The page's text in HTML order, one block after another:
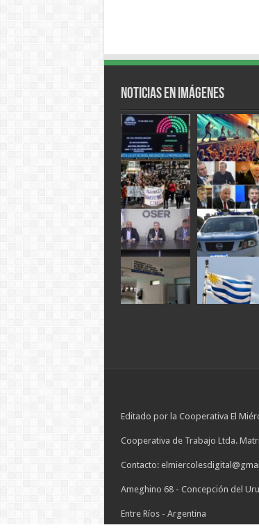
Noticias en Imágenes
Editado por la Cooperativa El
Cooperativa de Trabajo Ltda.
Contacto:
Ameghino 68 - Concepción del
Entre Ríos - Argentina